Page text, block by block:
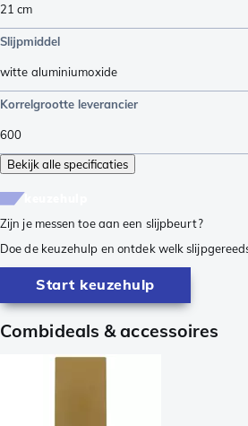
21 cm
Slijpmiddel
witte aluminiumoxide
Korrelgrootte leverancier
600
Bekijk alle specificaties
Zijn je messen toe aan een slijpbeurt?
Doe de keuzehulp en ontdek welk
Start keuzehulp
Combideals & accessoires